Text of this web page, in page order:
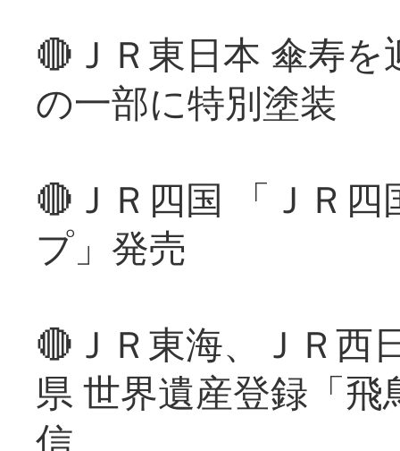
🔴ＪＲ東日本 傘寿
の一部に特別塗装
🔴ＪＲ四国 「ＪＲ
プ」発売
🔴ＪＲ東海、ＪＲ西
県 世界遺産登録「
信